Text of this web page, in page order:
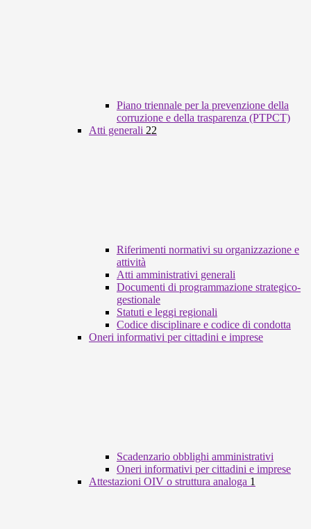
Piano triennale per la prevenzione della
corruzione e della trasparenza (PTPCT)
Atti generali 22
Riferimenti normativi su organizzazione e
attività
Atti amministrativi generali
Documenti di programmazione strategico-
gestionale
Statuti e leggi regionali
Codice disciplinare e codice di condotta
Oneri informativi per cittadini e imprese
Scadenzario obblighi amministrativi
Oneri informativi per cittadini e imprese
Attestazioni OIV o struttura analoga 1